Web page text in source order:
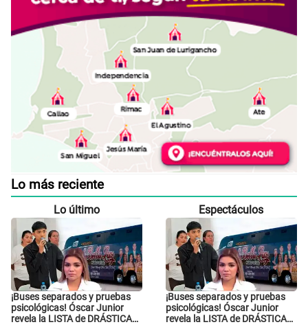
Lo más reciente
Lo último
¡Buses separados y pruebas
psicológicas! Óscar Junior
revela la LISTA de DRÁSTICAS
Espectáculos
¡Buses separados y pruebas
psicológicas! Óscar Junior
revela la LISTA de DRÁSTICAS